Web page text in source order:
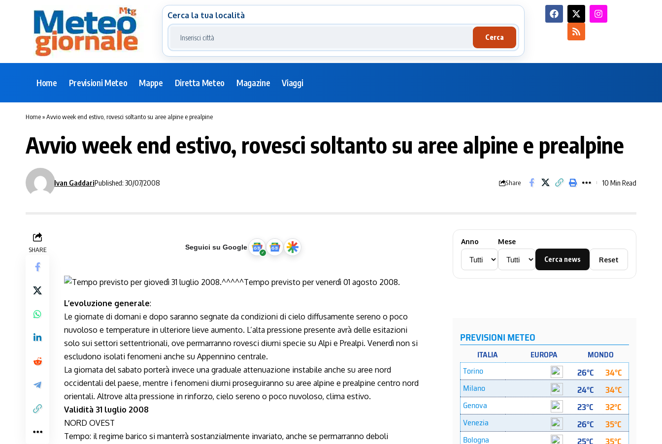
Cerca la tua località
Cerca
Home Previsioni Meteo Mappe Diretta Meteo Magazine Viaggi
Home»Avvio week end estivo, rovesci soltanto su aree alpine e prealpine
Avvio week end estivo, rovesci soltanto su aree alpine e prealpine
Ivan GaddariPublished: 30/07/2008 Share 10 Min Read
SHARE Seguici su Google
L’evoluzione generale:
Le giornate di domani e dopo saranno segnate da condizioni di cielo diffusamente sereno o poco
nuvoloso e temperature in ulteriore lieve aumento. L’alta pressione presente avrà delle esitazioni
solo sui settori settentrionali, ove permarranno rovesci diurni specie su Alpi e Prealpi. Venerdì non si
escludono isolati fenomeni anche su Appennino centrale.
La giornata del sabato porterà invece una graduale attenuazione instabile anche su aree nord
occidentali del paese, mentre i fenomeni diurni proseguiranno su aree alpine e prealpine centro nord
orientali. Altrove alta pressione in rinforzo, cielo sereno o poco nuvoloso, clima estivo.
Validità 31 luglio 2008
NORD OVEST
Tempo: il regime barico si manterrà sostanzialmente invariato, anche se permarranno deboli
Anno Mese
Cerca news Reset